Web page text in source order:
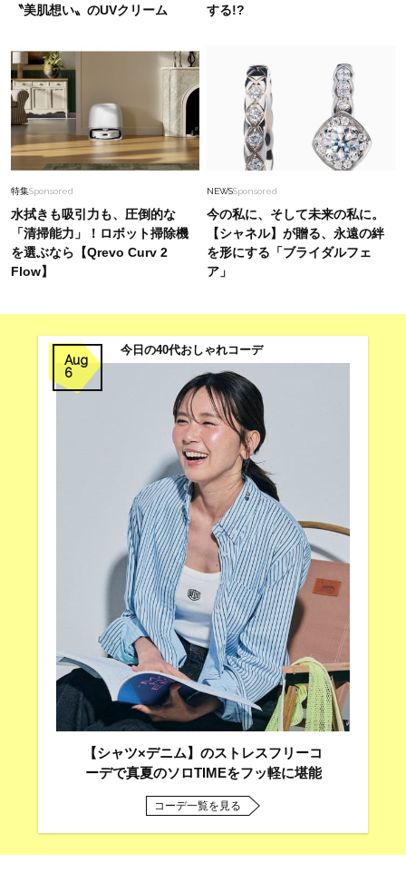
〝美肌想い〟のUVクリーム
する!?
特集Sponsored
水拭きも吸引力も、圧倒的な
「清掃能力」！ロボット掃除機
を選ぶなら【Qrevo Curv 2
Flow】
NEWSSponsored
今の私に、そして未来の私に。
【シャネル】が贈る、永遠の絆
を形にする「ブライダルフェ
ア」
Aug
6
今日の40代おしゃれコーデ
【シャツ×デニム】のストレスフリーコ
ーデで真夏のソロTIMEをフッ軽に堪能
コーデ一覧を見る